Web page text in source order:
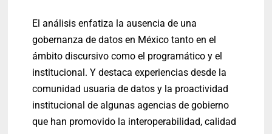
El análisis enfatiza la ausencia de una
gobernanza de datos en México tanto en el
ámbito discursivo como el programático y el
institucional. Y destaca experiencias desde la
comunidad usuaria de datos y la proactividad
institucional de algunas agencias de gobierno
que han promovido la interoperabilidad, calidad